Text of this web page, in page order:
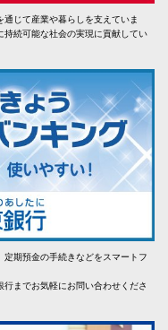
じて産業や暮らしを支えていま
続可能な社会の実現に貢献してい
期預金の手続きなどをスマートフ
までお気軽にお問い合わせくださ